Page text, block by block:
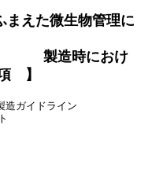
えた微生物管理に
おけ
】
造ガイドライン